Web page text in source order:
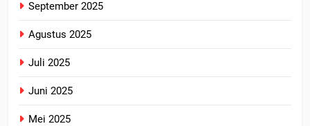
September 2025
Agustus 2025
Juli 2025
Juni 2025
Mei 2025